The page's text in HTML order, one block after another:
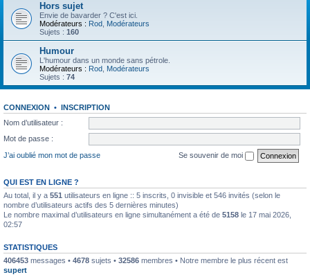
Hors sujet
Envie de bavarder ? C'est ici.
Modérateurs : Rod Modérateurs
Sujets : 160
Humour
L'humour dans un monde sans pétrole.
Modérateurs : Rod Modérateurs
Sujets : 74
CONNEXION • INSCRIPTION
Nom d’utilisateur :
Mot de passe :
J’ai oublié mon mot de passe
Se souvenir de moi
QUI EST EN LIGNE ?
Au total, il y a 551 utilisateurs en ligne :: 5 inscrits, 0 invisible et 546 invités (selon le
nombre d’utilisateurs actifs des 5 dernières minutes)
Le nombre maximal d’utilisateurs en ligne simultanément a été de 5158 le 17 mai 2026,
02:57
STATISTIQUES
406453 messages • 4678 sujets • 32586 membres • Notre membre le plus récent est
supert